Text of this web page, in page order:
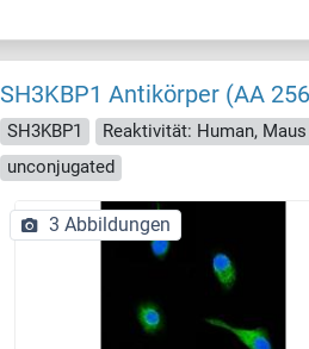
SH3KBP1 Antikörper (AA
SH3KBP1 Reaktivität: Human, Maus
unconjugated
3 Abbildungen